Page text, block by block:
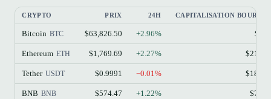
CRYPTO PRIX 24H CAPITALISATION
Bitcoin BTC $63,826.50 +2.96%
Ethereum ETH $1,769.69 +2.27%
Tether USDT $0.9991 −0.01%
BNB BNB $574.47 +1.22%